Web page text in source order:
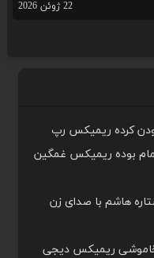
22 ژوئن 2026
بودن کرده ریمیکس رپ
مام بوده ریمیکس غمگین
هاشم با صدای زن
خاموشی ریمیکس دیجی